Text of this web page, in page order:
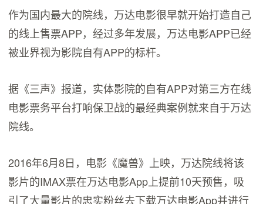
作为国内最大的院线，万达电影很早就开始打造自己
的线上售票APP，经过多年发展，万达电影APP已经
被业界视为影院自有APP的标杆。
据《三声》报道，实体影院的自有APP对第三方在线
电影票务平台打响保卫战的最经典案例就来自于万达
院线。
2016年6月8日，电影《魔兽》上映，万达院线将该
影片的IMAX票在万达电影App上提前10天预售，吸
引了大量影片的忠实粉丝去下载万达电影App并进行